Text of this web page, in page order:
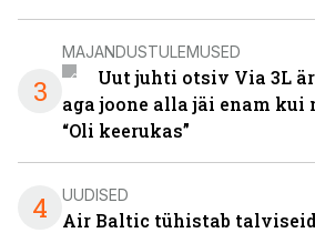
3
MAJANDUSTULEMUSED
Uut juhti otsiv Via 3L
aga joone alla jäi enam
“Oli keerukas”
4 UUDISED
Air Baltic tühistab